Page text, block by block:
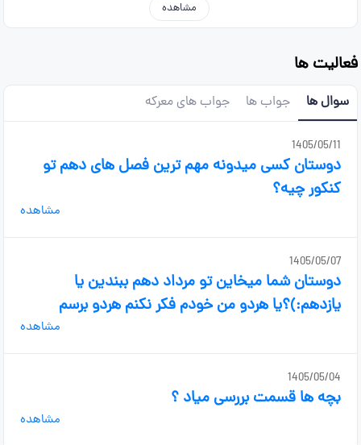
مشاهده
فعالیت ها
سوال ها جواب ها جواب های معرکه
1405/05/11
دوستان کسی میدونه مهم ترین فصل های دهم تو
کنکور چیه؟
مشاهده
1405/05/07
دوستان شما میخاین تو مرداد دهم ببندین یا
یازدهم:)؟یا هردو من خودم فکر نکنم هردو برسم
مشاهده
1405/05/04
بچه ها قسمت بررسی میاد ؟
مشاهده